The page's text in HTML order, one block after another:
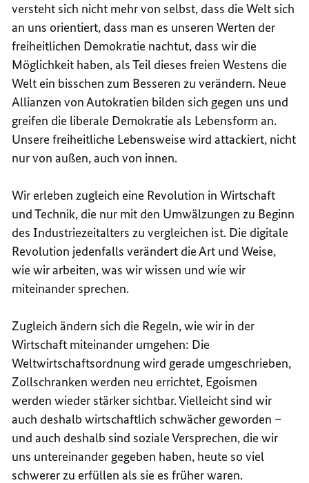
versteht sich nicht mehr von selbst, dass die Welt sich
an uns orientiert, dass man es unseren Werten der
freiheitlichen Demokratie nachtut, dass wir die
Möglichkeit haben, als Teil dieses freien Westens die
Welt ein bisschen zum Besseren zu verändern. Neue
Allianzen von Autokratien bilden sich gegen uns und
greifen die liberale Demokratie als Lebensform an.
Unsere freiheitliche Lebensweise wird attackiert, nicht
nur von außen, auch von innen.
Wir erleben zugleich eine Revolution in Wirtschaft
und Technik, die nur mit den Umwälzungen zu Beginn
des Industriezeitalters zu vergleichen ist. Die digitale
Revolution jedenfalls verändert die Art und Weise,
wie wir arbeiten, was wir wissen und wie wir
miteinander sprechen.
Zugleich ändern sich die Regeln, wie wir in der
Wirtschaft miteinander umgehen: Die
Weltwirtschaftsordnung wird gerade umgeschrieben,
Zollschranken werden neu errichtet, Egoismen
werden wieder stärker sichtbar. Vielleicht sind wir
auch deshalb wirtschaftlich schwächer geworden –
und auch deshalb sind soziale Versprechen, die wir
uns untereinander gegeben haben, heute so viel
schwerer zu erfüllen als sie es früher waren.